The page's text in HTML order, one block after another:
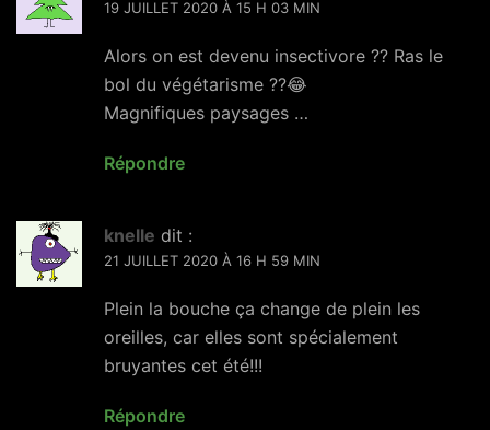
19 JUILLET 2020 À 15 H 03 MIN
Alors on est devenu insectivore ?? Ras le
bol du végétarisme ??😂
Magnifiques paysages …
Répondre
knelle dit :
21 JUILLET 2020 À 16 H 59 MIN
Plein la bouche ça change de plein les
oreilles, car elles sont spécialement
bruyantes cet été!!!
Répondre